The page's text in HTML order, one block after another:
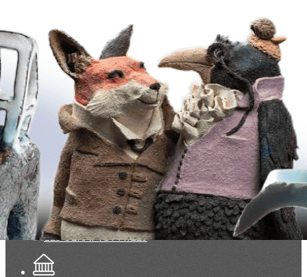
Exporter toutes les colonnes
Exporter uniquement les colonnes affichées
Menu
La Lettre des Céramophiles
Points de vue, partis pris
Collectionneurs
Artistes
Faits marquants
Ajoutez un logo, un bouton, des réseaux sociaux
Cliquez pour éditer